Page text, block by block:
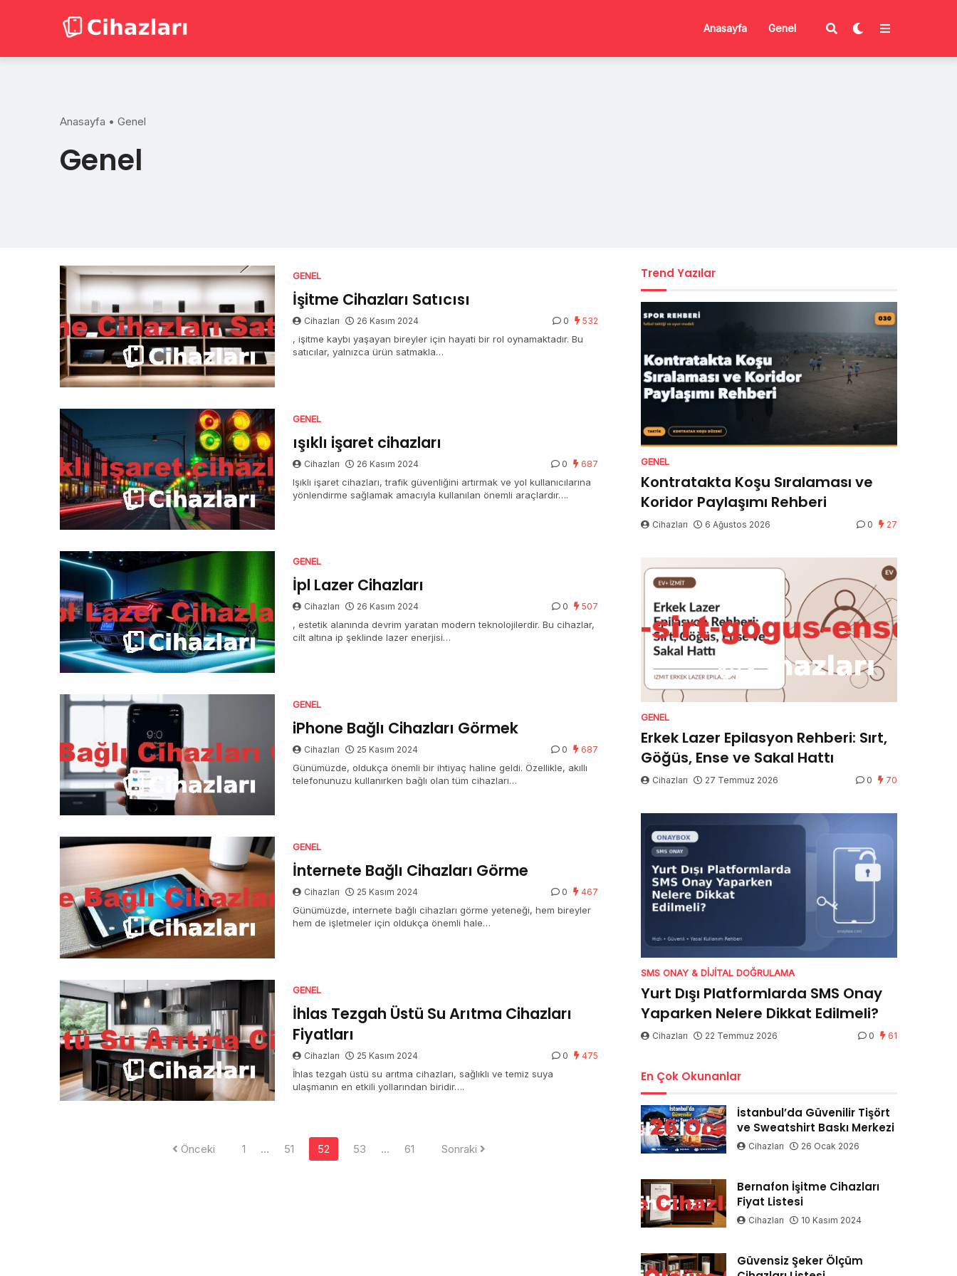
Anasayfa Genel
Anasayfa • Genel
Genel
GENEL
İşitme Cihazları Satıcısı
Cihazları 26 Kasım 2024 0 532
, işitme kaybı yaşayan bireyler için hayati bir rol oynamaktadır. Bu
satıcılar, yalnızca ürün satmakla…
GENEL
ışıklı işaret cihazları
Cihazları 26 Kasım 2024 0 687
Işıklı işaret cihazları, trafik güvenliğini artırmak ve yol kullanıcılarına
yönlendirme sağlamak amacıyla kullanılan önemli araçlardır….
GENEL
İpl Lazer Cihazları
Cihazları 26 Kasım 2024 0 507
, estetik alanında devrim yaratan modern teknolojilerdir. Bu cihazlar,
cilt altına ip şeklinde lazer enerjisi…
GENEL
iPhone Bağlı Cihazları Görmek
Cihazları 25 Kasım 2024 0 687
Günümüzde, oldukça önemli bir ihtiyaç haline geldi. Özellikle, akıllı
telefonunuzu kullanırken bağlı olan tüm cihazları…
GENEL
İnternete Bağlı Cihazları Görme
Cihazları 25 Kasım 2024 0 467
Günümüzde, internete bağlı cihazları görme yeteneği, hem bireyler
hem de işletmeler için oldukça önemli hale…
GENEL
İhlas Tezgah Üstü Su Arıtma Cihazları
Fiyatları
Cihazları 25 Kasım 2024 0 475
İhlas tezgah üstü su arıtma cihazları, sağlıklı ve temiz suya
ulaşmanın en etkili yollarından biridir….
Önceki 1 … 51 52 53 … 61 Sonraki
Trend Yazılar
GENEL
Kontratakta Koşu Sıralaması ve
Koridor Paylaşımı Rehberi
Cihazları 6 Ağustos 2026 0 27
GENEL
Erkek Lazer Epilasyon Rehberi: Sırt,
Göğüs, Ense ve Sakal Hattı
Cihazları 27 Temmuz 2026 0 70
SMS ONAY & DIJITAL DOĞRULAMA
Yurt Dışı Platformlarda SMS Onay
Yaparken Nelere Dikkat Edilmeli?
Cihazları 22 Temmuz 2026 0 61
En Çok Okunanlar
İstanbul’da Güvenilir Tişört
ve Sweatshirt Baskı Merkezi
Cihazları 26 Ocak 2026
Bernafon İşitme Cihazları
Fiyat Listesi
Cihazları 10 Kasım 2024
Güvensiz Şeker Ölçüm